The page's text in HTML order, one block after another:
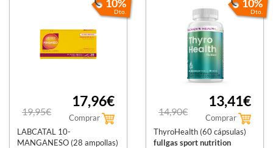
10%
Dto.
19,95€
17,96€
Comprar
LABCATAL 10-
MANGANESO (28 ampollas)
10%
Dto.
14,90€
13,41€
Comprar
ThyroHealth (60 cápsulas)
fullgas sport nutrition